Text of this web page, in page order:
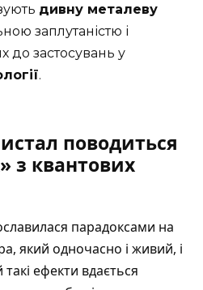
дивну металеву
заплутаністю і
до застосувань у
.
поводиться
з квантових
парадоксами на
який одночасно і живий, і
ефекти вдається